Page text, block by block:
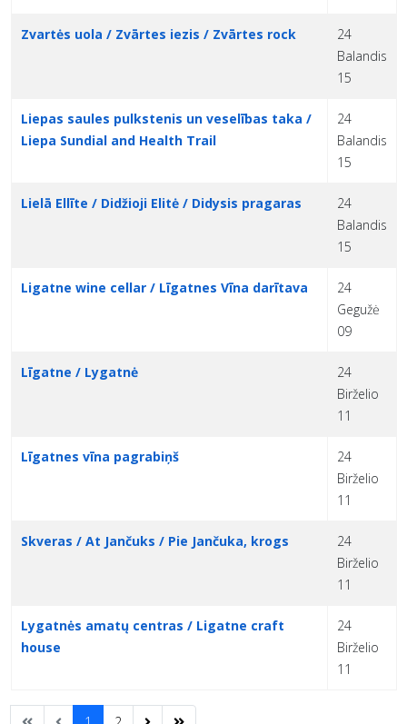
Zvartės uola / Zvārtes iezis / Zvārtes rock
24
Balandis
15
Liepas saules pulkstenis un veselības taka /
Liepa Sundial and Health Trail
24
Balandis
15
Lielā Ellīte / Didžioji Elitė / Didysis pragaras
24
Balandis
15
Ligatne wine cellar / Līgatnes Vīna darītava
24
Gegužė
09
Līgatne / Lygatnė
24
Birželio
11
Līgatnes vīna pagrabiņš
24
Birželio
11
Skveras / At Jančuks / Pie Jančuka, krogs
24
Birželio
11
Lygatnės amatų centras / Ligatne craft
house
24
Birželio
11